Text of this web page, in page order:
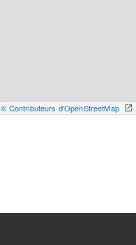
© Contributeurs d'OpenStreetMap